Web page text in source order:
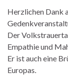
Herzlichen Dank
Der
Empathie und
Er ist auch eine
Europas.